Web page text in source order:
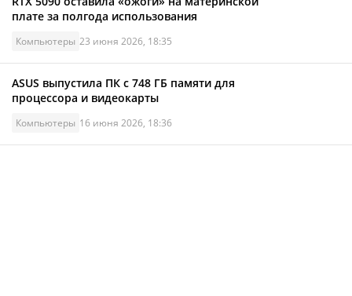
плате за полгода использования
Компьютеры 23 июня 2026, 18:35
ASUS выпустила ПК с 748 ГБ памяти для
процессора и видеокарты
Компьютеры 16 июня 2026, 18:36